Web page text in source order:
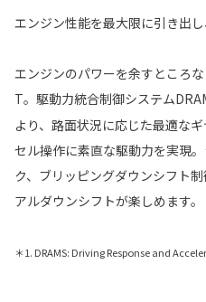
エンジン性能を最大限に引き出し
エンジンのパワーを余すところ
T。駆動力統合制御システム
より、路面状況に応じた最適な
セル操作に素直な駆動力を実現
ク、ブリッピングダウンシフト
アルダウンシフトが楽しめます。
＊1. DRAMS: Driving Response and